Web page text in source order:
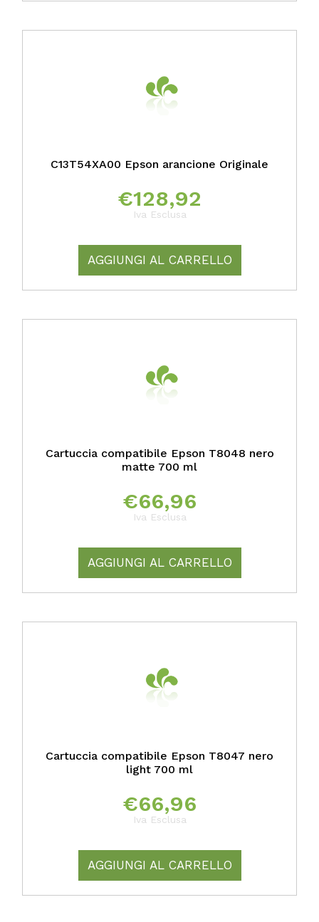
C13T54XA00 Epson arancione Originale
€128,92
Iva Esclusa
AGGIUNGI AL CARRELLO
Cartuccia compatibile Epson T8048 nero
matte 700 ml
€66,96
Iva Esclusa
AGGIUNGI AL CARRELLO
Cartuccia compatibile Epson T8047 nero
light 700 ml
€66,96
Iva Esclusa
AGGIUNGI AL CARRELLO